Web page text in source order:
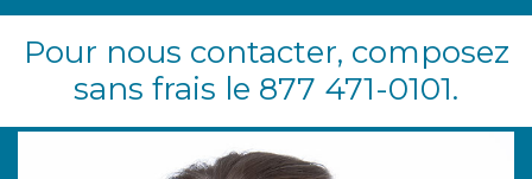
Pour nous contacter, composez
sans frais le 877 471-0101.